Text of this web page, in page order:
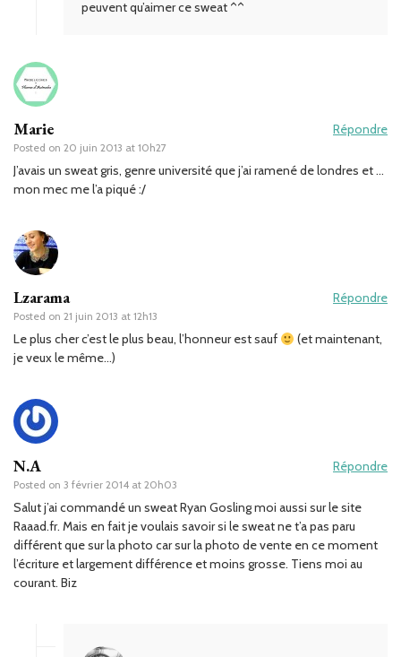
peuvent qu’aimer ce sweat ^^
Marie
Posted on 20 juin 2013 at 10h27
Répondre
J’avais un sweat gris, genre université que j’ai ramené de londres et …
mon mec me l’a piqué :/
Lzarama
Posted on 21 juin 2013 at 12h13
Répondre
Le plus cher c’est le plus beau, l’honneur est sauf
(et maintenant,
je veux le même…)
N.A
Posted on 3 février 2014 at 20h03
Répondre
Salut j’ai commandé un sweat Ryan Gosling moi aussi sur le site
Raaad.fr. Mais en fait je voulais savoir si le sweat ne t’a pas paru
différent que sur la photo car sur la photo de vente en ce moment
l’écriture et largement différence et moins grosse. Tiens moi au
courant. Biz